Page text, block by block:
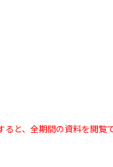
ると、全期間の資料を閲覧